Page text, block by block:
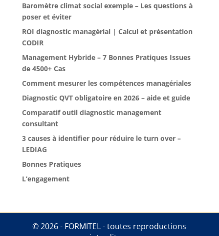
Baromètre climat social exemple – Les questions à
poser et éviter
ROI diagnostic managérial | Calcul et présentation
CODIR
Management Hybride – 7 Bonnes Pratiques Issues
de 4500+ Cas
Comment mesurer les compétences managériales
Diagnostic QVT obligatoire en 2026 – aide et guide
Comparatif outil diagnostic management
consultant
3 causes à identifier pour réduire le turn over –
LEDIAG
Bonnes Pratiques
L’engagement
© 2026 - FORMITEL - toutes reproductions